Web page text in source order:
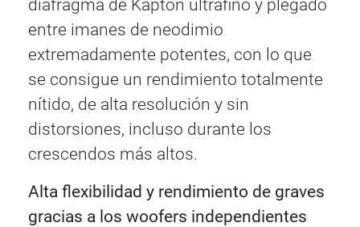
diafragma de Kapton ultrafino y plegado
entre imanes de neodimio
extremadamente potentes, con lo que
se consigue un rendimiento totalmente
nítido, de alta resolución y sin
distorsiones, incluso durante los
crescendos más altos.
Alta flexibilidad y rendimiento de graves
gracias a los woofers independientes